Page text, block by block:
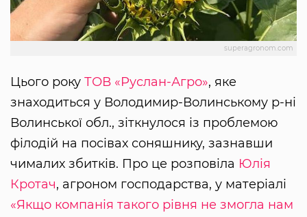
superagronom.com
Цього року ТОВ «Руслан-Агро», яке
знаходиться у Володимир-Волинському р-ні
Волинської обл., зіткнулося із проблемою
філодій на посівах соняшнику, зазнавши
чималих збитків. Про це розповіла Юлія
Кротач, агроном господарства, у матеріалі
«Якщо компанія такого рівня не змогла нам